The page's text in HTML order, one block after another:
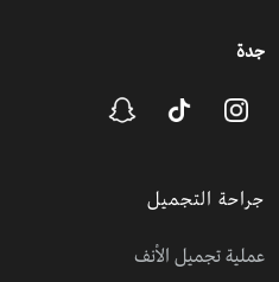
جدة
جراحة التجميل
عملية تجميل الأنف